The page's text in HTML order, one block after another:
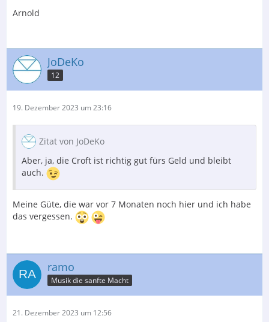
Arnold
JoDeKo
12
19. Dezember 2023 um 23:16
Zitat von JoDeKo
Aber, ja, die Croft ist richtig gut fürs Geld und bleibt
auch.
Meine Güte, die war vor 7 Monaten noch hier und ich habe
das vergessen.
ramo
Musik die sanfte Macht
21. Dezember 2023 um 12:56